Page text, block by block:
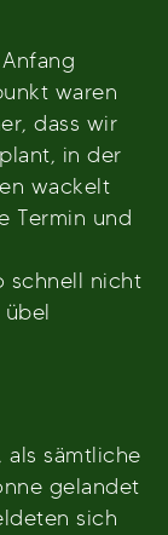
waren
dass wir
in der
wackelt
Termin und
schnell nicht
als sämtliche
gelandet
sich